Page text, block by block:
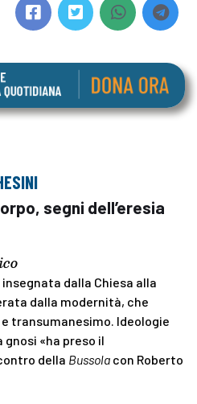
segni dell’eresia
dalla Chiesa alla
dalla modernità, che
transumanesimo. Ideologie
gnosi «ha preso il
della Bussola con Roberto